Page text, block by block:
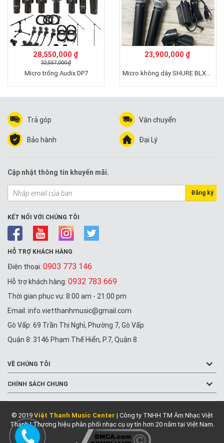
28,550,000 ₫
32,557,000 ₫
Micro trống Audix DP7
23,900,000 ₫
Micro không dây SHURE BLX288A/SM58
Trả góp Vận chuyển
Bảo hành Đại Lý
Cập nhật thông tin khuyến mãi.
Đăng ký
KẾT NỐI VỚI CHÚNG TÔI
HỖ TRỢ KHÁCH HÀNG
Điện thoại: 0903 773 146
Hỗ trợ khách hàng: 0932 783 669
Thời gian phục vụ: 8:00 am - 21:00 pm
Email: info.vietthanhmusic@gmail.com
Gò Vấp: 69 Trần Thị Nghỉ, Phường 7, Gò Vấp
Quận 8: 3146 Phạm Thế Hiển, P.7, Quận 8
VỀ CHÚNG TÔI
CHÍNH SÁCH CHUNG
© 2019Việt Thanh Music Center | Công ty TNHH TM Âm Nhạc Việt
Thanh | Thương hiệu phân phối nhạc cụ uy tín hơn 20 năm tại Việt Nam.